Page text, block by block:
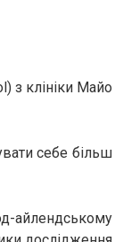
з клініки Майо
себе більш
айлендському